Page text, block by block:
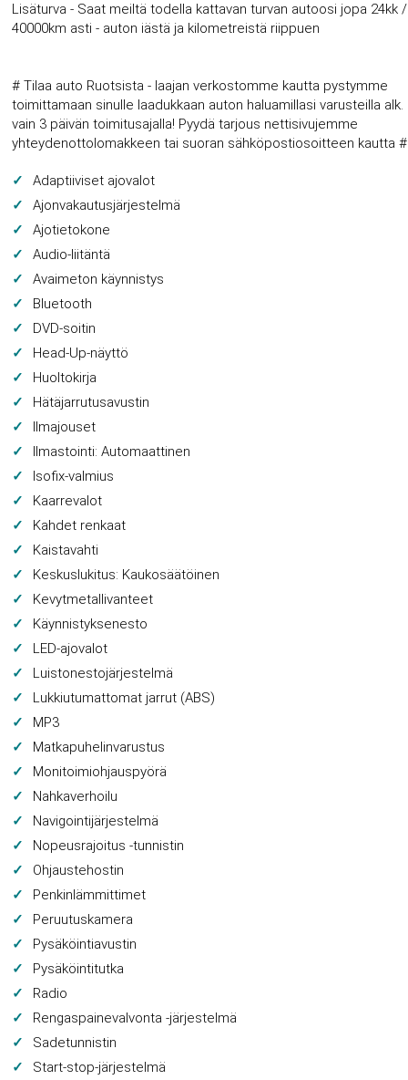
Lisäturva - Saat meiltä todella kattavan turvan autoosi jopa 24kk /
40000km asti - auton iästä ja kilometreistä riippuen
# Tilaa auto Ruotsista - laajan verkostomme kautta pystymme
toimittamaan sinulle laadukkaan auton haluamillasi varusteilla alk.
vain 3 päivän toimitusajalla! Pyydä tarjous nettisivujemme
yhteydenottolomakkeen tai suoran sähköpostiosoitteen kautta #
Adaptiiviset ajovalot
Ajonvakautusjärjestelmä
Ajotietokone
Audio-liitäntä
Avaimeton käynnistys
Bluetooth
DVD-soitin
Head-Up-näyttö
Huoltokirja
Hätäjarrutusavustin
Ilmajouset
Ilmastointi: Automaattinen
Isofix-valmius
Kaarrevalot
Kahdet renkaat
Kaistavahti
Keskuslukitus: Kaukosäätöinen
Kevytmetallivanteet
Käynnistyksenesto
LED-ajovalot
Luistonestojärjestelmä
Lukkiutumattomat jarrut (ABS)
MP3
Matkapuhelinvarustus
Monitoimiohjauspyörä
Nahkaverhoilu
Navigointijärjestelmä
Nopeusrajoitus -tunnistin
Ohjaustehostin
Penkinlämmittimet
Peruutuskamera
Pysäköintiavustin
Pysäköintitutka
Radio
Rengaspainevalvonta -järjestelmä
Sadetunnistin
Start-stop-järjestelmä